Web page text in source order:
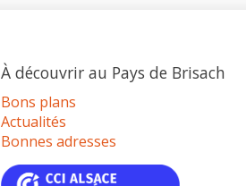
À découvrir au Pays de Brisach
Bons plans
Actualités
Bonnes adresses